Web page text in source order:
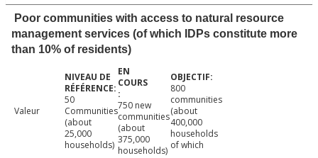
Poor communities with access to natural resource
management services (of which IDPs constitute more
than 10% of residents)
Valeur
50
Communities
(about
25,000
households)
750 new
communities
(about
375,000
households)
800
communities
(about
400,000
households
of which